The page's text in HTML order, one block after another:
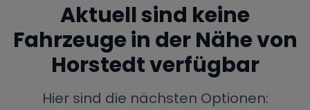
Mercedes BMW Audi
Aktuell sind keine
Fahrzeuge in der Nähe von
Horstedtverfügbar
Hier sind die nächsten Optionen: